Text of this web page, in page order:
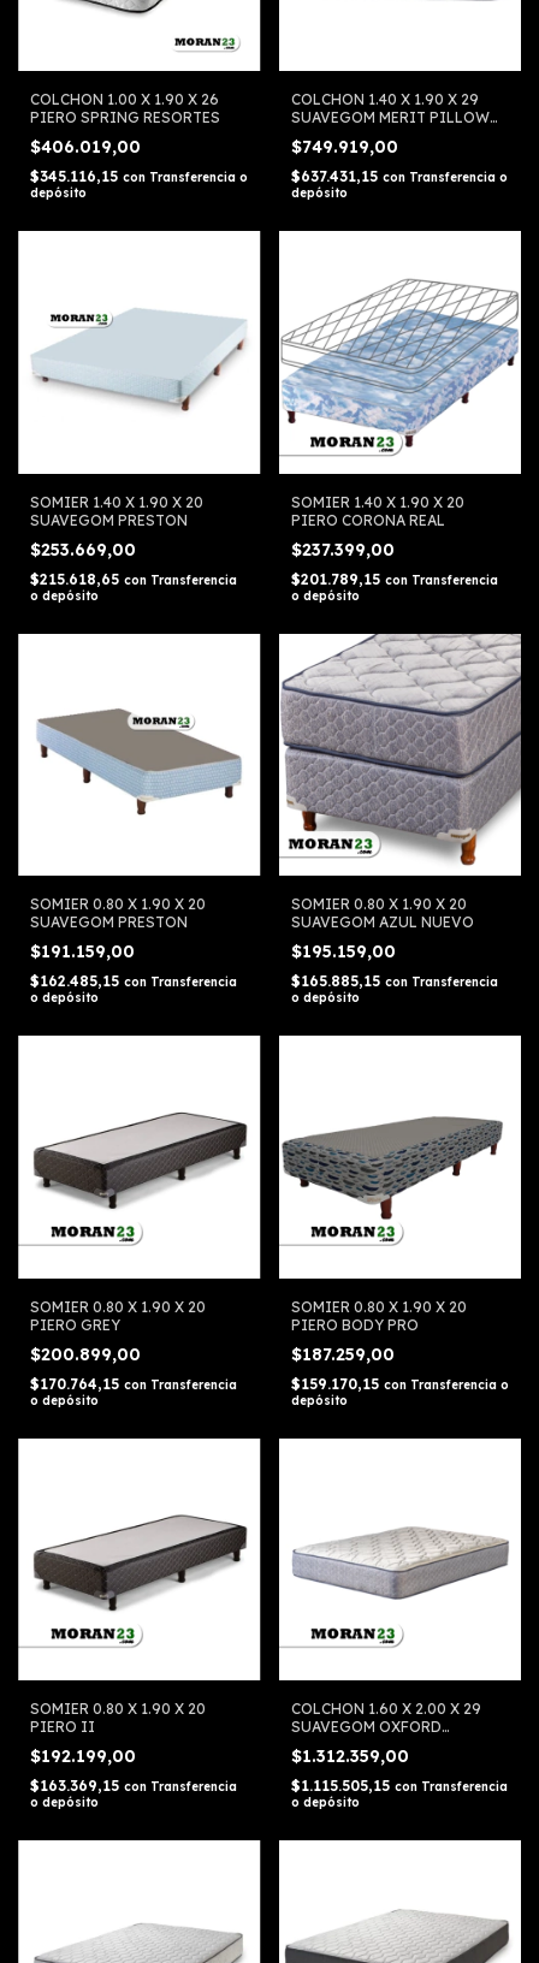
COLCHON 1.00 X 1.90 X 26
PIERO SPRING RESORTES
$406.019,00
$345.116,15 con Transferencia o
depósito
COLCHON 1.40 X 1.90 X 29
SUAVEGOM MERIT PILLOW
TOP ESPUMA
$749.919,00
$637.431,15 con Transferencia o
depósito
SOMIER 1.40 X 1.90 X 20
SUAVEGOM PRESTON
$253.669,00
$215.618,65 con Transferencia
o depósito
SOMIER 1.40 X 1.90 X 20
PIERO CORONA REAL
$237.399,00
$201.789,15 con Transferencia
o depósito
SOMIER 0.80 X 1.90 X 20
SUAVEGOM PRESTON
$191.159,00
$162.485,15 con Transferencia
o depósito
SOMIER 0.80 X 1.90 X 20
SUAVEGOM AZUL NUEVO
$195.159,00
$165.885,15 con Transferencia
o depósito
SOMIER 0.80 X 1.90 X 20
PIERO GREY
$200.899,00
$170.764,15 con Transferencia
o depósito
SOMIER 0.80 X 1.90 X 20
PIERO BODY PRO
$187.259,00
$159.170,15 con Transferencia o
depósito
SOMIER 0.80 X 1.90 X 20
PIERO II
$192.199,00
$163.369,15 con Transferencia
o depósito
COLCHON 1.60 X 2.00 X 29
SUAVEGOM OXFORD
RESORTES
$1.312.359,00
$1.115.505,15 con Transferencia
o depósito